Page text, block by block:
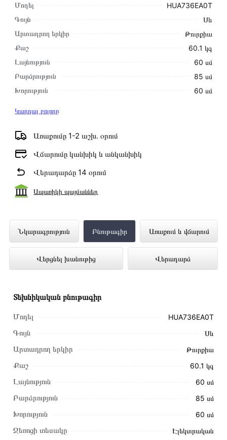
Մոդել
HUA736EA0T
Գույն
Սև
Արտադրող երկիր
Թուրքիա
Քաշ
60.1 կգ
Լայնություն
60 սմ
Բարձրություն
85 սմ
Խորություն
60 սմ
Կարդալ բոլորը
Առաքումը 1-2 աշխ․ օրում
Վճարումը կանխիկ և անկանխիկ
Վերադարձը 14 օրում
Ապառիկի պայմաններ
Նկարագրություն Բնութագիր Առաքում և վճարում
Վերցնել խանութից Վերադարձ
Ներկառուցվող վառարան BOSCH
HUA736EA0T ներկայացված է
Technomix առցանց խանութում լավագույն
Տեխնիկական բնութագիր
Մոդել HUA736EA0T
Գույն Սև
Արտադրող երկիր Թուրքիա
Քաշ 60.1 կգ
Լայնություն 60 սմ
Բարձրություն 85 սմ
Խորություն 60 սմ
Ջեռոցի տեսակը Էլեկտրական